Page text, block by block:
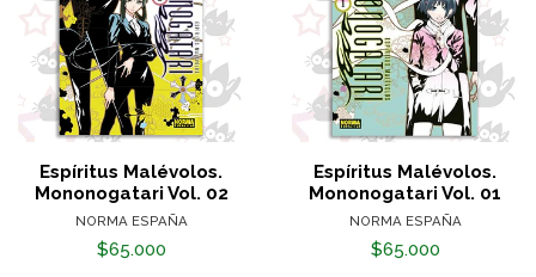
Espíritus Malévolos.
Mononogatari Vol. 02
NORMA ESPAÑA
$65.000
Espíritus Malévolos.
Mononogatari Vol. 01
NORMA ESPAÑA
$65.000